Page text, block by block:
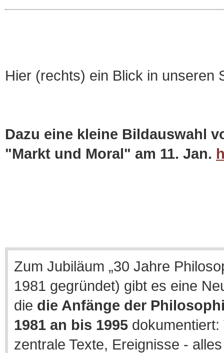
Hier (rechts) ein Blick in unseren
Dazu eine kleine Bildauswahl
"Markt und Moral" am 11. Jan.
Zum Jubiläum „30 Jahre
1981 gegründet) gibt es eine
die die Anfänge der
1981 an bis 1995
zentrale Texte, Ereignisse -